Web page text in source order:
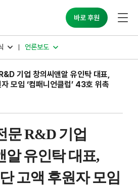
바로 후원
언론보도
기업 창의씨앤알 유인탁 대표,
모임 ‘컴패니언클럽’ 43호 위촉
문R&D 기업
알 유인탁 대표,
고액 후원자 모임